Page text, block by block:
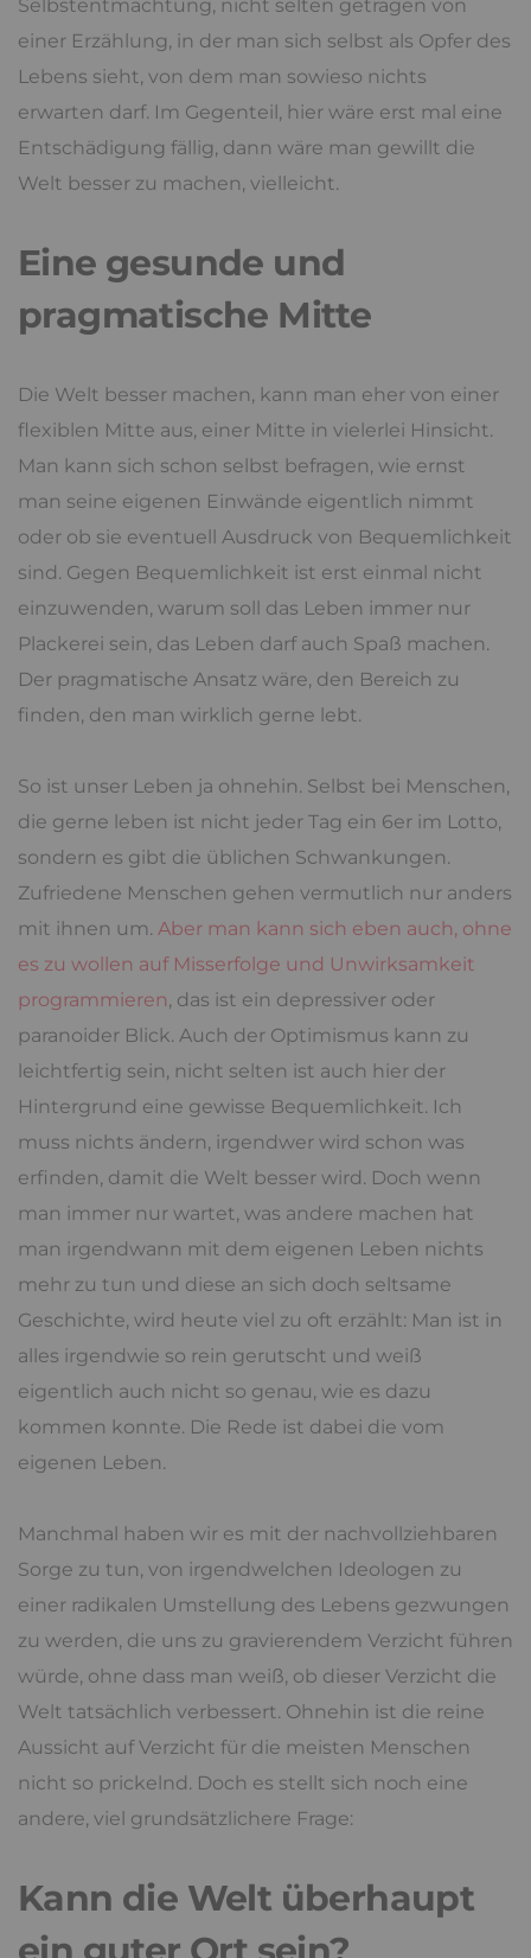
Selbstentmachtung, nicht selten getragen von
einer Erzählung, in der man sich selbst als Opfer des
Lebens sieht, von dem man sowieso nichts
erwarten darf. Im Gegenteil, hier wäre erst mal eine
Entschädigung fällig, dann wäre man gewillt die
Welt besser zu machen, vielleicht.
Eine gesunde und
pragmatische Mitte
Die Welt besser machen, kann man eher von einer
flexiblen Mitte aus, einer Mitte in vielerlei Hinsicht.
Man kann sich schon selbst befragen, wie ernst
man seine eigenen Einwände eigentlich nimmt
oder ob sie eventuell Ausdruck von Bequemlichkeit
sind. Gegen Bequemlichkeit ist erst einmal nicht
einzuwenden, warum soll das Leben immer nur
Plackerei sein, das Leben darf auch Spaß machen.
Der pragmatische Ansatz wäre, den Bereich zu
finden, den man wirklich gerne lebt.
So ist unser Leben ja ohnehin. Selbst bei Menschen,
die gerne leben ist nicht jeder Tag ein 6er im Lotto,
sondern es gibt die üblichen Schwankungen.
Zufriedene Menschen gehen vermutlich nur anders
mit ihnen um. Aber man kann sich eben auch, ohne
es zu wollen auf Misserfolge und Unwirksamkeit
programmieren, das ist ein depressiver oder
paranoider Blick. Auch der Optimismus kann zu
leichtfertig sein, nicht selten ist auch hier der
Hintergrund eine gewisse Bequemlichkeit. Ich
muss nichts ändern, irgendwer wird schon was
erfinden, damit die Welt besser wird. Doch wenn
man immer nur wartet, was andere machen hat
man irgendwann mit dem eigenen Leben nichts
mehr zu tun und diese an sich doch seltsame
Geschichte, wird heute viel zu oft erzählt: Man ist in
alles irgendwie so rein gerutscht und weiß
eigentlich auch nicht so genau, wie es dazu
kommen konnte. Die Rede ist dabei die vom
eigenen Leben.
Manchmal haben wir es mit der nachvollziehbaren
Sorge zu tun, von irgendwelchen Ideologen zu
einer radikalen Umstellung des Lebens gezwungen
zu werden, die uns zu gravierendem Verzicht führen
würde, ohne dass man weiß, ob dieser Verzicht die
Welt tatsächlich verbessert. Ohnehin ist die reine
Aussicht auf Verzicht für die meisten Menschen
nicht so prickelnd. Doch es stellt sich noch eine
andere, viel grundsätzlichere Frage:
Kann die Welt überhaupt